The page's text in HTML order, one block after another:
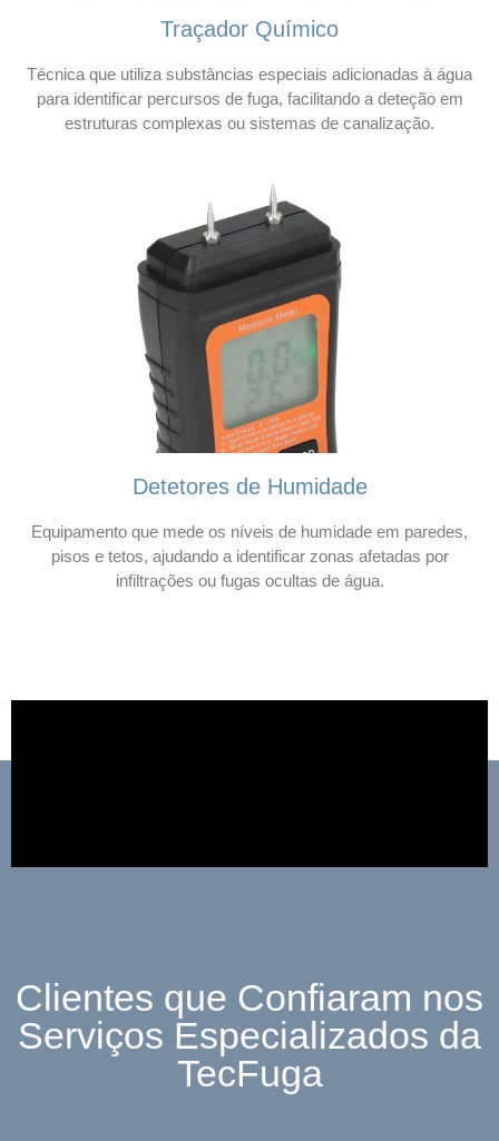
Traçador Químico
Técnica que utiliza substâncias especiais adicionadas à água
para identificar percursos de fuga, facilitando a deteção em
estruturas complexas ou sistemas de canalização.
Detetores de Humidade
Equipamento que mede os níveis de humidade em paredes,
pisos e tetos, ajudando a identificar zonas afetadas por
infiltrações ou fugas ocultas de água.
Clientes que Confiaram nos
Serviços Especializados da
TecFuga